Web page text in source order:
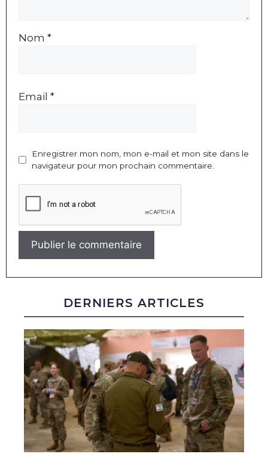
Nom *
Email *
Enregistrer mon nom, mon e-mail et mon site dans le
navigateur pour mon prochain commentaire.
DERNIERS ARTICLES